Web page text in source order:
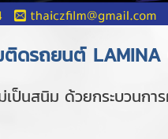
ดรถยนต์ LAMINA
เป็นสนิม ด้วยกระบวนก